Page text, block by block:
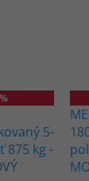
5-
875 kg -